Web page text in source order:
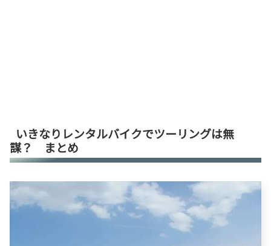
いきなりレンタルバイクでツーリングは無
謀？ まとめ